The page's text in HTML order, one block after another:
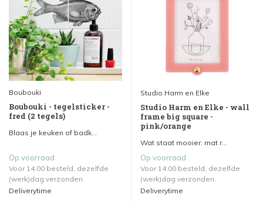
Boubouki
Boubouki - tegelsticker -
fred (2 tegels)
Blaas je keuken of badk...
Op voorraad
Voor 14.00 besteld, dezelfde
(werk)dag verzonden.
Deliverytime
Studio Harm en Elke
Studio Harm en Elke - wall
frame big square -
pink/orange
Wat staat mooier: mat r...
Op voorraad
Voor 14.00 besteld, dezelfde
(werk)dag verzonden.
Deliverytime